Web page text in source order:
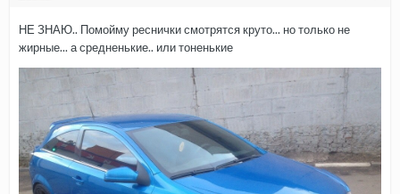
НЕ ЗНАЮ.. Помойму реснички смотрятся круто... но только не
жирные... а средненькие.. или тоненькие